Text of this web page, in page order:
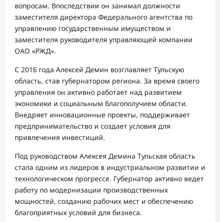
вопросам. Впоследствии он занимал должности
заместителя директора Федерального агентства по
управлению государственным имуществом и
заместителя руководителя управляющей компании
ОАО «РЖД».
С 2016 года Алексей Демин возглавляет Тульскую
область, став губернатором региона. За время своего
управления он активно работает над развитием
экономики и социальным благополучием области.
Внедряет инновационные проекты, поддерживает
предпринимательство и создает условия для
привлечения инвестиций.
Под руководством Алексея Демина Тульская область
стала одним из лидеров в индустриальном развитии и
технологическом прогрессе. Губернатор активно ведет
работу по модернизации производственных
мощностей, созданию рабочих мест и обеспечению
благоприятных условий для бизнеса.